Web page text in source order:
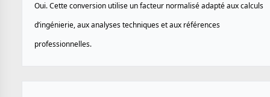
Oui. Cette conversion utilise un facteur normalisé adapté aux calculs
d’ingénierie, aux analyses techniques et aux références
professionnelles.